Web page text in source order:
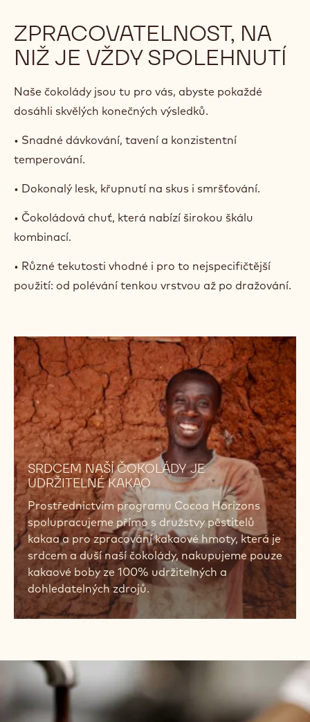
ZPRACOVATELNOST, NA
NIŽ JE VŽDY SPOLEHNUTÍ
Naše čokolády jsou tu pro vás, abyste pokaždé
dosáhli skvělých konečných výsledků.
temperování.
• Dokonalý lesk, křupnutí na skus i smršťování.
• Čokoládová chuť, která nabízí širokou škálu
kombinací.
• Různé tekutosti vhodné i pro to nejspecifičtější
použití: od polévání tenkou vrstvou až po dražování.
UDRŽITELNÉ KAKAO
Prostřednictvím programu Cocoa Horizons
spolupracujeme přímo s družstvy pěstitelů
kakaa a pro zpracování kakaové hmoty, která je